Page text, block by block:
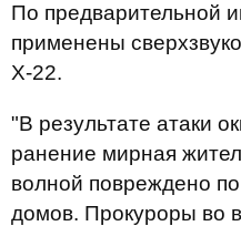
По предварительной
применены
Х-22.
"В результате атаки
ранение мирная
волной повреждено
домов. Прокуроры во